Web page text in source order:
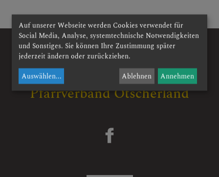
LUNZ/SEE
LACKENHOF - NEUHAUS
Pfarrverband Ötscherland
Auf unserer Webseite werden Cookies verwendet für
Social Media, Analyse, systemtechnische Notwendigkeiten
und Sonstiges. Sie können Ihre Zustimmung später
jederzeit ändern oder zurückziehen.
Auswählen... Ablehnen Annehmen